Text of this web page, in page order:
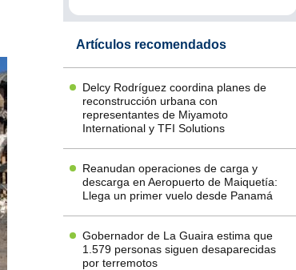
Artículos recomendados
Delcy Rodríguez coordina planes de
reconstrucción urbana con
representantes de Miyamoto
International y TFI Solutions
Reanudan operaciones de carga y
descarga en Aeropuerto de Maiquetía:
Llega un primer vuelo desde Panamá
Gobernador de La Guaira estima que
1.579 personas siguen desaparecidas
por terremotos